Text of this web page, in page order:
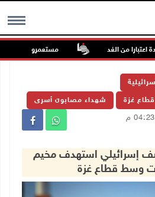
MENU من الغد مستعمرون يهاجمون
قطاع غزة شهداء مصابون أسرى
إسرائيلي استهدف مخيم
وسط قطاع غزة